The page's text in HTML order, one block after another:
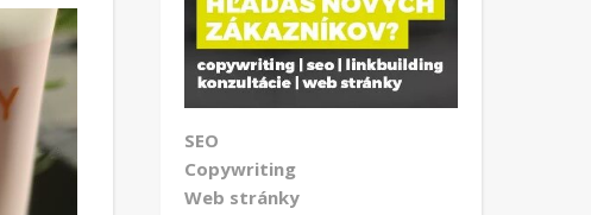
SEO
Copywriting
Web stránky